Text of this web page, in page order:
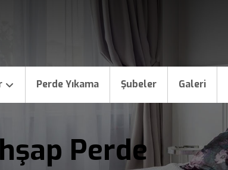
Perde Yıkama Şubeler Galeri
Perde